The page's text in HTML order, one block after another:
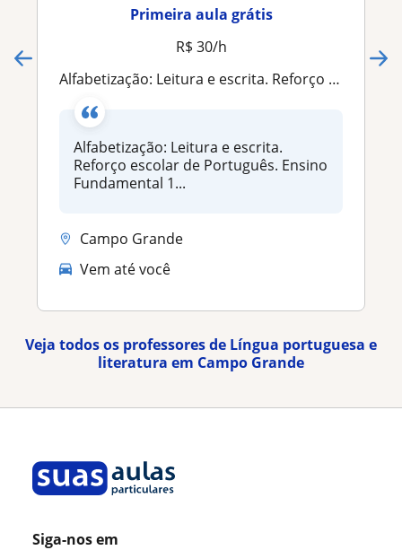
Primeira aula grátis
R$ 30/h
Alfabetização: Leitura e escrita. Reforço escolar de Português. Ensino Fundamental 1° ao 4°. Orientação em trabalhos e pesquisas
Alfabetização: Leitura e escrita.
Reforço escolar de Português. Ensino
Fundamental 1...
Campo Grande
Vem até você
Veja todos os professores de Língua portuguesa e
literatura em Campo Grande
Siga-nos em